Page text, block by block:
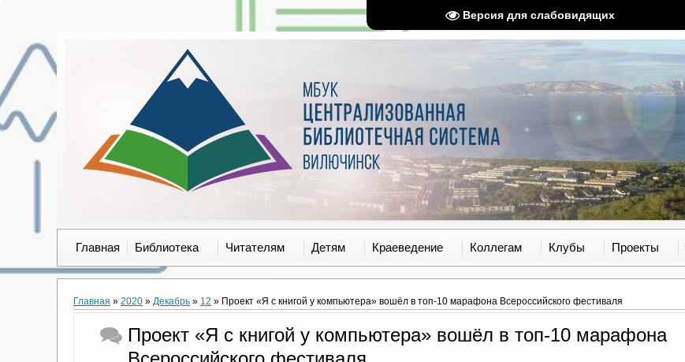
Версия для слабовидящих
Главная Библиотека Читателям Детям Краеведение Коллегам Клубы Проекты
Главная » 2020 » Декабрь » 12 » Проект «Я с книгой у компьютера» вошёл в топ-10 марафона Всероссийского фестиваля
Проект «Я с книгой у компьютера» вошёл в топ-10 марафона